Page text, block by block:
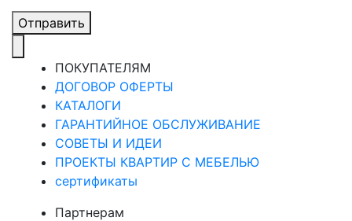
Отправить
ПОКУПАТЕЛЯМ
ДОГОВОР ОФЕРТЫ
КАТАЛОГИ
ГАРАНТИЙНОЕ ОБСЛУЖИВАНИЕ
СОВЕТЫ И ИДЕИ
ПРОЕКТЫ КВАРТИР С МЕБЕЛЬЮ
сертификаты
Партнерам